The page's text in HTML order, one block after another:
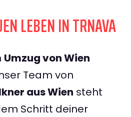
LEBEN IN TRNAVA
Umzug von Wien
Team von
aus Wien steht
Schritt deiner